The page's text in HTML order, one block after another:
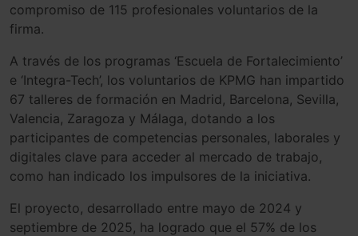
compromiso de 115 profesionales voluntarios de la
firma.
A través de los programas ‘Escuela de Fortalecimiento’
e ‘Integra-Tech’, los voluntarios de KPMG han impartido
67 talleres de formación en Madrid, Barcelona, Sevilla,
Valencia, Zaragoza y Málaga, dotando a los
participantes de competencias personales, laborales y
digitales clave para acceder al mercado de trabajo,
como han indicado los impulsores de la iniciativa.
El proyecto, desarrollado entre mayo de 2024 y
septiembre de 2025, ha logrado que el 57% de los